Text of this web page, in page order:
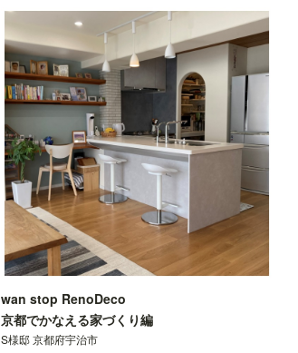
wan stop RenoDeco
京都でかなえる家づくり編
S様邸 京都府宇治市